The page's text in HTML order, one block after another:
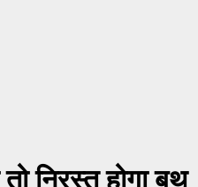
निरस्त होगा बूथ